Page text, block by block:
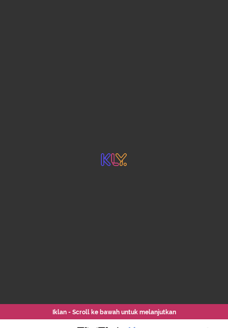
Iklan - Scroll ke bawah untuk melanjutkan